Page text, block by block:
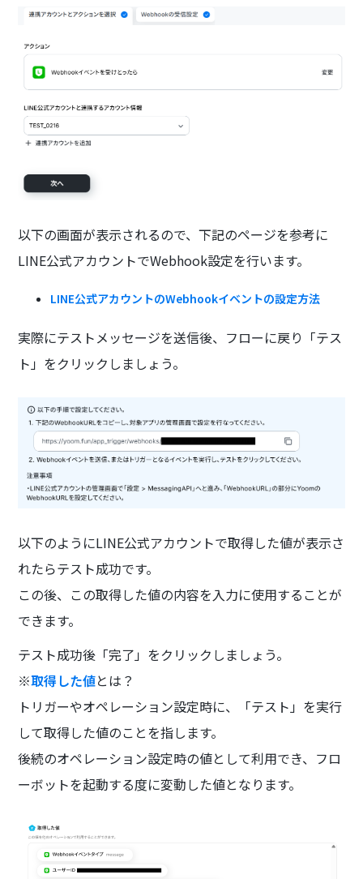
以下の画面が表示されるので、下記のページを参考に
LINE公式アカウントでWebhook設定を行います。
LINE公式アカウントのWebhookイベントの設定方法
実際にテストメッセージを送信後、フローに戻り「テス
ト」をクリックしましょう。
以下のようにLINE公式アカウントで取得した値が表示さ
れたらテスト成功です。
この後、この取得した値の内容を入力に使用することが
できます。
テスト成功後「完了」をクリックしましょう。
※取得した値とは？
トリガーやオペレーション設定時に、「テスト」を実行
して取得した値のことを指します。
後続のオペレーション設定時の値として利用でき、フロ
ーボットを起動する度に変動した値となります。